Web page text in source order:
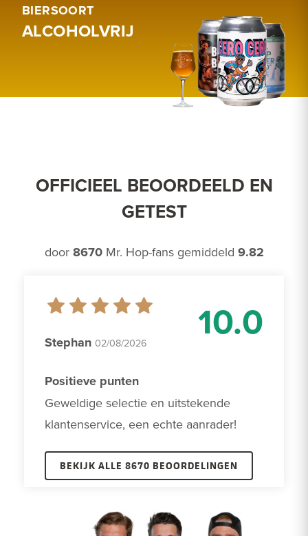
BIERSOORT
ALCOHOLVRIJ
OFFICIEEL BEOORDEELD EN
GETEST
door 8670Mr. Hop-fans gemiddeld 9.82
10.0
Stephan 02/08/2026
Positieve punten
Geweldige selectie en uitstekende
klantenservice, een echte aanrader!
BEKIJK ALLE 8670 BEOORDELINGEN